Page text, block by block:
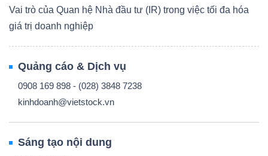
Vai trò của Quan hệ Nhà đầu tư (IR) trong việc tối đa hóa
giá trị doanh nghiệp
Quảng cáo & Dịch vụ
0908 169 898 - (028) 3848 7238
kinhdoanh@vietstock.vn
Sáng tạo nội dung